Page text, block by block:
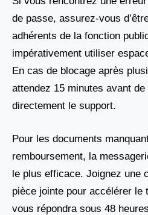
de passe, assurez-vous
adhérents de la fonction
impérativement utiliser
En cas de blocage après
attendez 15 minutes avant
directement le support.
Pour les documents
remboursement, la
le plus efficace. Joignez une
pièce jointe pour accélérer le
vous répondra sous 48